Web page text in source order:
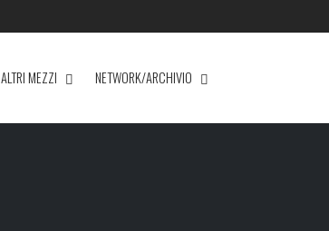
ALTRI MEZZI NETWORK/ARCHIVIO